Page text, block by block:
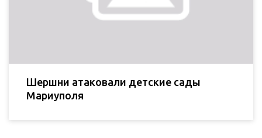
Шершни атаковали детские сады
Мариуполя